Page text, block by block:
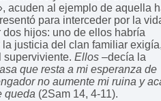
acuden al ejemplo de aquella
para interceder por la
hijos: uno de ellos habría
la justicia del clan familiar
superviviente. Ellos –decía la
que resta a mi esperanza de
no aumente mi ruina y
queda (2Sam 14, 4-11).